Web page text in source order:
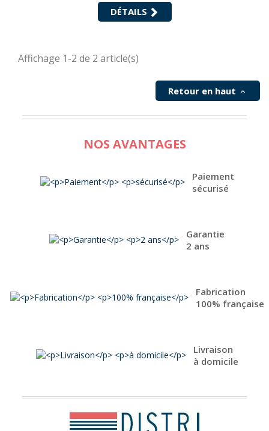
Verrouillage Pour Mono iD3 réf 240091
Verrouillage MC8 pour Mono Design lame 8mm
DÉTAILS
Affichage 1-2 de 2 article(s)
Retour en haut 
NOS AVANTAGES
Paiement
sécurisé
Garantie
2 ans
Fabrication
100% française
Livraison
à domicile